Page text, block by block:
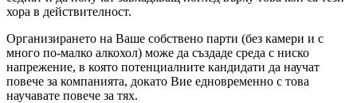
хора в действителност.
Организирането на Ваше собствено парти (без камери и с
много по-малко алкохол) може да създаде среда с ниско
напрежение, в която потенциалните кандидати да научат
повече за компанията, докато Вие едновременно с това
научавате повече за тях.